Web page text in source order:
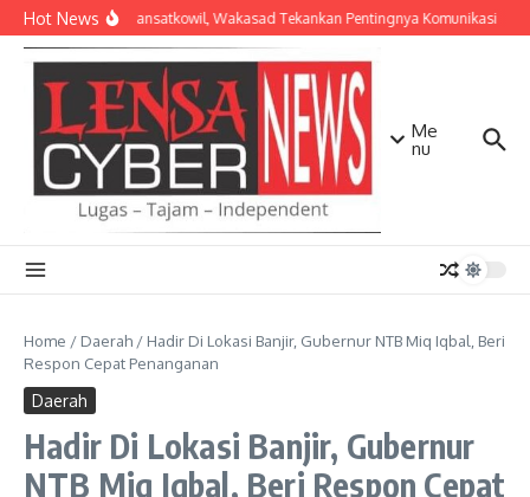
Lewati ke konten
Hot NewsBekali Dansatkowil, Wakasad Tekankan Pentingnya Komunikasi
Me
nu
Home / Daerah / Hadir Di Lokasi Banjir, Gubernur NTB Miq Iqbal, Beri
Respon Cepat Penanganan
Daerah
Hadir Di Lokasi Banjir, Gubernur
NTB Miq Iqbal, Beri Respon Cepat